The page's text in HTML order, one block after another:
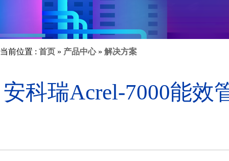
当前位置 : 首页 » 产品中心» 解决方案
安科瑞Acrel-7000能效